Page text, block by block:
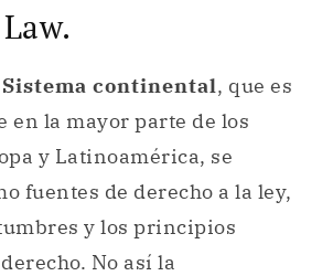
Sistema continental, que es
en la mayor parte de los
y Latinoamérica, se
fuentes de derecho a la ley,
y los principios
No así la